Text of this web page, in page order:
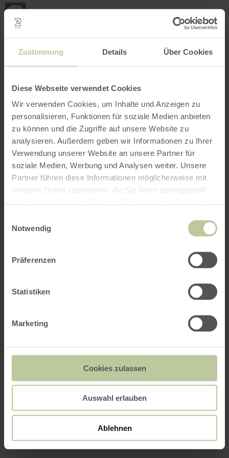
Zustimmung Details Über Cookies
Diese Webseite verwendet Cookies
Wir verwenden Cookies, um Inhalte und Anzeigen zu
personalisieren, Funktionen für soziale Medien anbieten
zu können und die Zugriffe auf unsere Website zu
analysieren. Außerdem geben wir Informationen zu Ihrer
Verwendung unserer Website an unsere Partner für
soziale Medien, Werbung und Analysen weiter. Unsere
Partner führen diese Informationen möglicherweise mit
weiteren Daten zusammen, die Sie ihnen bereitgestellt
Notwendig
Präferenzen
Statistiken
Marketing
Cookies zulassen
Auswahl erlauben
Ablehnen
INTERACTIVE MAP
my
Open filter